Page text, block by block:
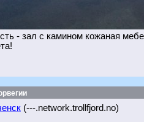
- зал с камином кожаная
(---.network.trollfjord.no)